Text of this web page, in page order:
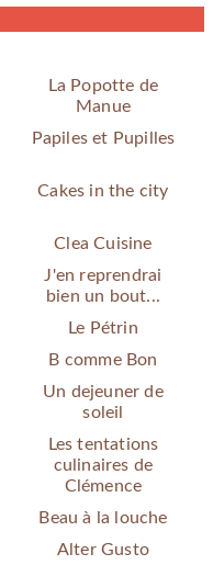
La Popotte de
Manue
Papiles et Pupilles
Cakes in the city
Clea Cuisine
J'en reprendrai
bien un bout...
Le Pétrin
B comme Bon
Un dejeuner de
soleil
Les tentations
culinaires de
Clémence
Beau à la louche
Alter Gusto